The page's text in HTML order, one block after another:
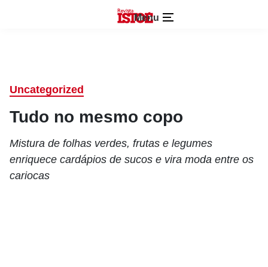
Menu
Uncategorized
Tudo no mesmo copo
Mistura de folhas verdes, frutas e legumes
enriquece cardápios de sucos e vira moda entre os
cariocas